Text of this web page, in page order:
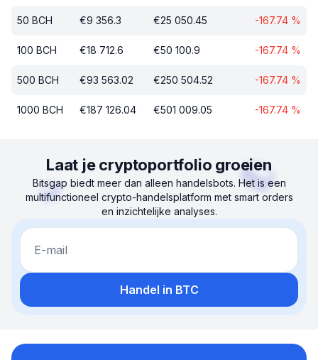
50 BCH €9 356.3 €25 050.45 -167.74 %
100 BCH €18 712.6 €50 100.9 -167.74 %
500 BCH €93 563.02 €250 504.52 -167.74 %
1000 BCH €187 126.04 €501 009.05 -167.74 %
Laat je cryptoportfolio groeien
Bitsgap biedt meer dan alleen handelsbots. Het is een
multifunctioneel crypto-handelsplatform met smart orders
en inzichtelijke analyses.
E-mail
Handel in BTC